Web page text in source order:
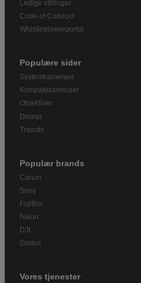
Ledige stillinger
Code of Conduct
Whistleblowerportal
Populære sider
Systemkameraer
Kompaktkameraer
Objektiver
Droner
Tripods
Populær brands
Canon
Sony
Fujifilm
Nikon
DJI
Godox
Vores tjenester